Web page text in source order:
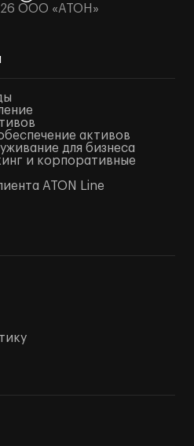
ООО «АТОН»
активов
для бизнеса
и корпоративные
ATON Line